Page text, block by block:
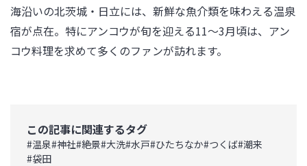
海沿いの北茨城・日立には、新鮮な魚介類を味わえる温泉
宿が点在。特にアンコウが旬を迎える11～3月頃は、アン
コウ料理を求めて多くのファンが訪れます。
この記事に関連するタグ
#温泉#神社#絶景#大洗#水戸#ひたちなか#つくば#潮来
#袋田